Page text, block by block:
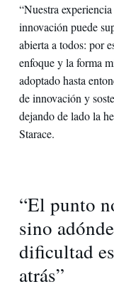
“Nuestra
innovación puede
abierta a todos: por
enfoque y la forma
adoptado hasta
de innovación y
dejando de lado la
Starace.
“El punto
sino
dificultad
atrás”